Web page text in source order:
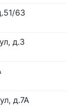
63
д.3
д.7А